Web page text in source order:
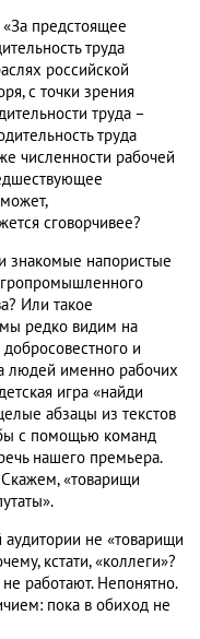
предстоящее
труда
российской
с точки зрения
труда –
труда
численности рабочей
сговорчивее?
знакомые напористые
Или такое
редко видим на
и
людей именно рабочих
игра «найди
абзацы из текстов
с помощью команд
нашего премьера.
«товарищи
не «товарищи
кстати, «коллеги»?
работают. Непонятно.
пока в обиход не